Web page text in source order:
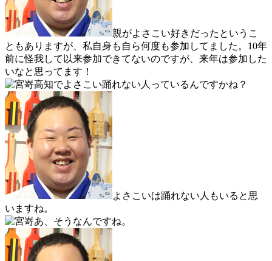
親がよさこい好きだったというこ
ともありますが、私自身も自ら何度も参加してました。10年
前に怪我して以来参加できてないのですが、来年は参加した
いなと思ってます！
高知でよさこい踊れない人っているんですかね？
よさこいは踊れない人もいると思
いますね。
あ、そうなんですね。